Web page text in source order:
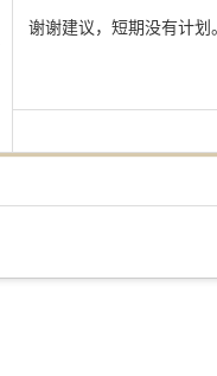
谢谢建议，短期没有计划。